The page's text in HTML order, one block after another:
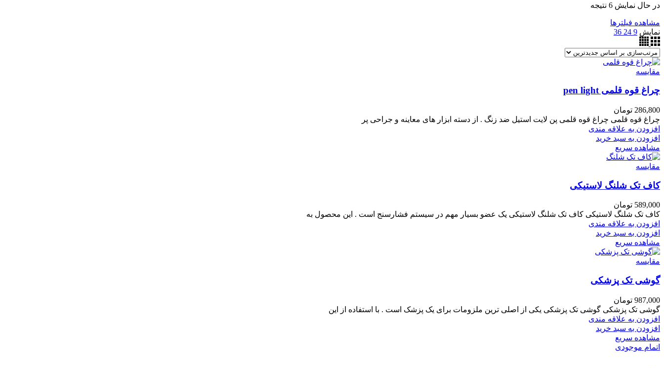
در حال نمایش 6 نتیجه
مشاهده فیلترها
نمایش 9
24
36
مقایسه
چراغ قوه قلمی pen light
286,800 تومان
چراغ قوه قلمی چراغ قوه قلمی پن لایت استیل ضد زنگ . از دسته ابزار های معاینه و جراحی پر
افزودن به علاقه مندی
افزودن به سبد خرید
مشاهده سریع
مقایسه
کاف تک شلنگ لاستیکی
589,000 تومان
کاف تک شلنگ لاستیکی کاف تک شلنگ لاستیکی یک عضو بسیار مهم در سیستم فشارسنج است . این محصول به
افزودن به علاقه مندی
افزودن به سبد خرید
مشاهده سریع
مقایسه
گوشی تک پزشکی
987,000 تومان
گوشی تک پزشکی گوشی تک پزشکی یکی از اصلی ترین ملزومات برای یک پزشک است . با استفاده از این
افزودن به علاقه مندی
افزودن به سبد خرید
مشاهده سریع
اتمام موجودی